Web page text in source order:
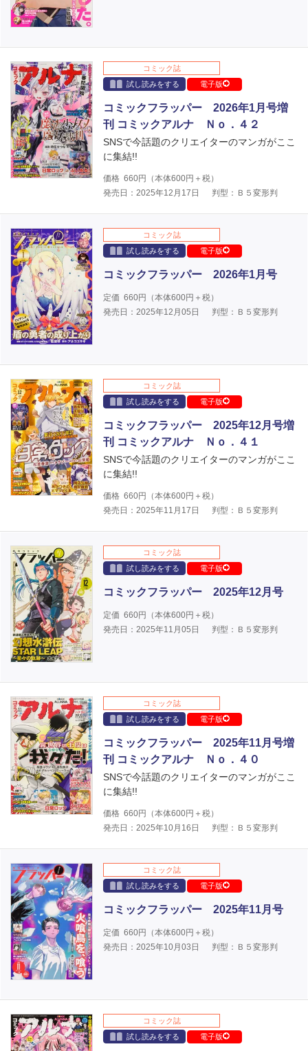
コミック誌
試し読みをする
電子版
コミックフラッパー 2026年1月号増
刊 コミックアルナ Ｎｏ．４２
SNSで今話題のクリエイターのマンガがここ
に集結!!
価格 660円（本体600円＋税）
発売日：2025年12月17日
判型：Ｂ５変形判
コミック誌
試し読みをする
電子版
コミックフラッパー 2026年1月号
定価 660円（本体600円＋税）
発売日：2025年12月05日
判型：Ｂ５変形判
コミック誌
試し読みをする
電子版
コミックフラッパー 2025年12月号増
刊 コミックアルナ Ｎｏ．４１
SNSで今話題のクリエイターのマンガがここ
に集結!!
価格 660円（本体600円＋税）
発売日：2025年11月17日
判型：Ｂ５変形判
コミック誌
試し読みをする
電子版
コミックフラッパー 2025年12月号
定価 660円（本体600円＋税）
発売日：2025年11月05日
判型：Ｂ５変形判
コミック誌
試し読みをする
電子版
コミックフラッパー 2025年11月号増
刊 コミックアルナ Ｎｏ．４０
SNSで今話題のクリエイターのマンガがここ
に集結!!
価格 660円（本体600円＋税）
発売日：2025年10月16日
判型：Ｂ５変形判
コミック誌
試し読みをする
電子版
コミックフラッパー 2025年11月号
定価 660円（本体600円＋税）
発売日：2025年10月03日
判型：Ｂ５変形判
コミック誌
試し読みをする
電子版